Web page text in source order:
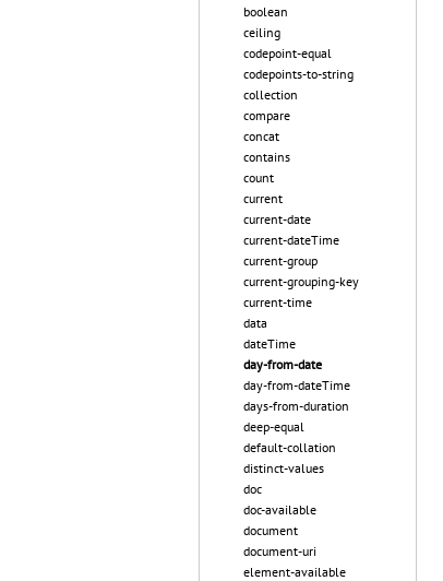
boolean
ceiling
codepoint-equal
codepoints-to-string
collection
compare
concat
contains
count
current
current-date
current-dateTime
current-group
current-grouping-key
current-time
data
dateTime
day-from-date
day-from-dateTime
days-from-duration
deep-equal
default-collation
distinct-values
doc
doc-available
document
document-uri
element-available